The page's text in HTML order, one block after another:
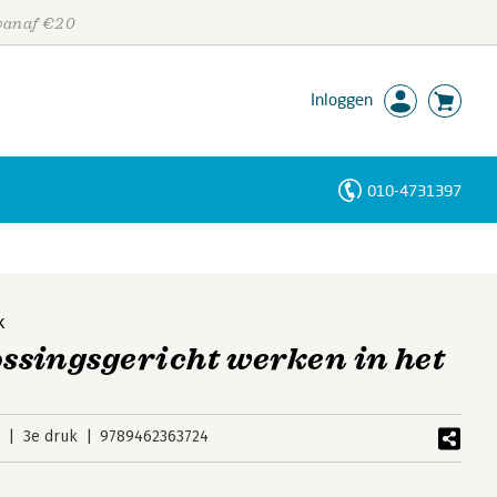
€20
Inloggen
010-4731397
werken in het
3e druk 9789462363724
Personen